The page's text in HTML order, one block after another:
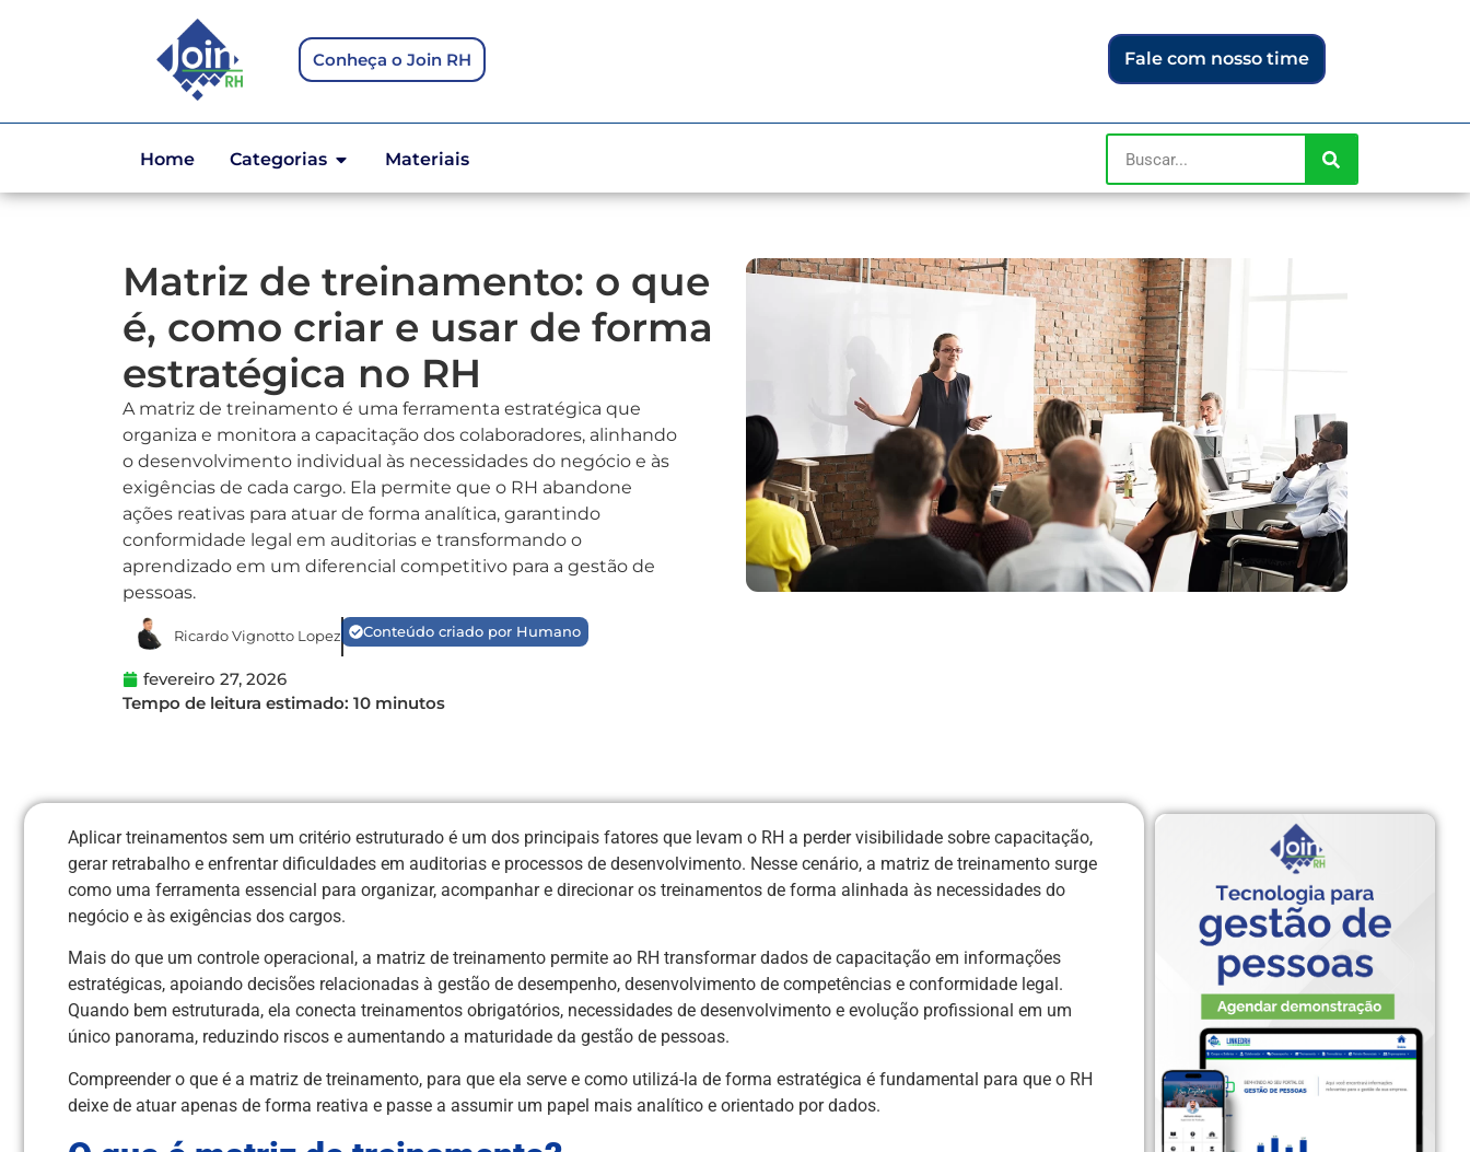
Conheça o Join RH Fale com nosso time
Home Categorias Materiais
Matriz de treinamento: o que
é, como criar e usar de forma
estratégica no RH
A matriz de treinamento é uma ferramenta estratégica que
organiza e monitora a capacitação dos colaboradores, alinhando
o desenvolvimento individual às necessidades do negócio e às
exigências de cada cargo. Ela permite que o RH abandone
ações reativas para atuar de forma analítica, garantindo
conformidade legal em auditorias e transformando o
aprendizado em um diferencial competitivo para a gestão de
pessoas.
Ricardo Vignotto Lopez Conteúdo criado por Humano
fevereiro 27, 2026
Aplicar treinamentos sem um critério estruturado é um dos principais fatores que levam o RH a perder visibilidade sobre capacitação,
gerar retrabalho e enfrentar dificuldades em auditorias e processos de desenvolvimento. Nesse cenário, a matriz de treinamento surge
como uma ferramenta essencial para organizar, acompanhar e direcionar os treinamentos de forma alinhada às necessidades do
negócio e às exigências dos cargos.
Mais do que um controle operacional, a matriz de treinamento permite ao RH transformar dados de capacitação em informações
estratégicas, apoiando decisões relacionadas à gestão de desempenho, desenvolvimento de competências e conformidade legal.
Quando bem estruturada, ela conecta treinamentos obrigatórios, necessidades de desenvolvimento e evolução profissional em um
único panorama, reduzindo riscos e aumentando a maturidade da gestão de pessoas.
Compreender o que é a matriz de treinamento, para que ela serve e como utilizá-la de forma estratégica é fundamental para que o RH
deixe de atuar apenas de forma reativa e passe a assumir um papel mais analítico e orientado por dados.